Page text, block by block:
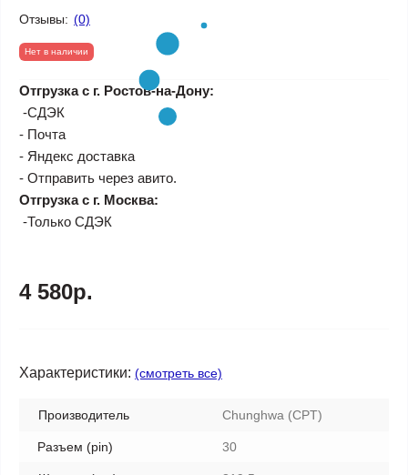
Отзывы: (0)
Нет в наличии
Отгрузка с г. Ростов-на-Дону:
-СДЭК
- Почта
- Яндекс доставка
- Отправить через авито.
Отгрузка с г. Москва:
-Только СДЭК
4 580р.
Характеристики: (смотреть все)
Производитель Chunghwa (CPT)
Разъем (pin) 30